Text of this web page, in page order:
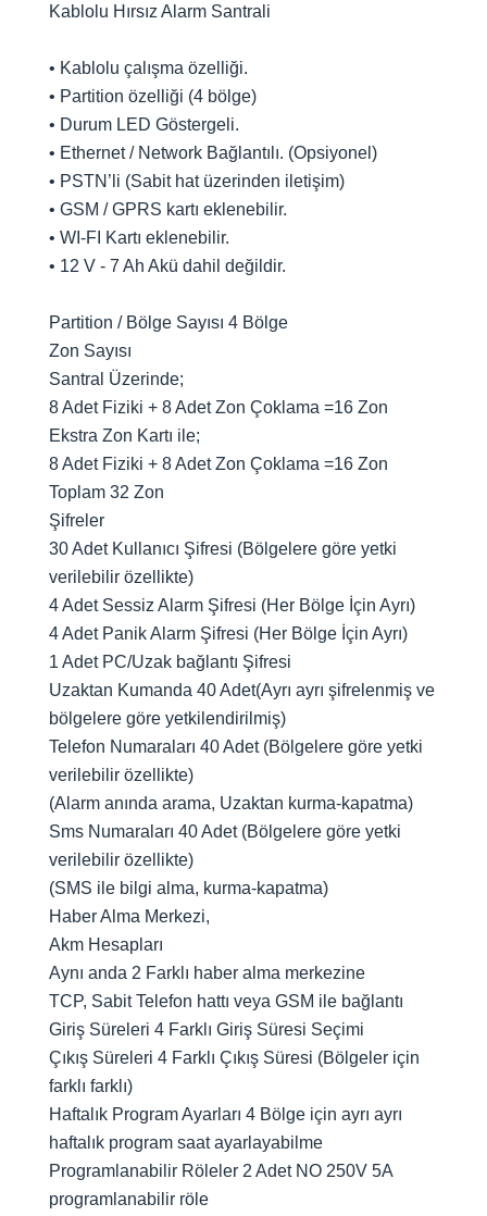
Kablolu Hırsız Alarm Santrali
• Kablolu çalışma özelliği.
• Partition özelliği (4 bölge)
• Durum LED Göstergeli.
• Ethernet / Network Bağlantılı. (Opsiyonel)
• PSTN’li (Sabit hat üzerinden iletişim)
• GSM / GPRS kartı eklenebilir.
• WI-FI Kartı eklenebilir.
• 12 V - 7 Ah Akü dahil değildir.
Partition / Bölge Sayısı 4 Bölge
Zon Sayısı
Santral Üzerinde;
8 Adet Fiziki + 8 Adet Zon Çoklama =16 Zon
Ekstra Zon Kartı ile;
8 Adet Fiziki + 8 Adet Zon Çoklama =16 Zon
Toplam 32 Zon
Şifreler
30 Adet Kullanıcı Şifresi (Bölgelere göre yetki
verilebilir özellikte)
4 Adet Sessiz Alarm Şifresi (Her Bölge İçin Ayrı)
4 Adet Panik Alarm Şifresi (Her Bölge İçin Ayrı)
1 Adet PC/Uzak bağlantı Şifresi
Uzaktan Kumanda 40 Adet(Ayrı ayrı şifrelenmiş ve
bölgelere göre yetkilendirilmiş)
Telefon Numaraları 40 Adet (Bölgelere göre yetki
verilebilir özellikte)
(Alarm anında arama, Uzaktan kurma-kapatma)
Sms Numaraları 40 Adet (Bölgelere göre yetki
verilebilir özellikte)
(SMS ile bilgi alma, kurma-kapatma)
Haber Alma Merkezi,
Akm Hesapları
Aynı anda 2 Farklı haber alma merkezine
TCP, Sabit Telefon hattı veya GSM ile bağlantı
Giriş Süreleri 4 Farklı Giriş Süresi Seçimi
Çıkış Süreleri 4 Farklı Çıkış Süresi (Bölgeler için
farklı farklı)
Haftalık Program Ayarları 4 Bölge için ayrı ayrı
haftalık program saat ayarlayabilme
Programlanabilir Röleler 2 Adet NO 250V 5A
programlanabilir röle